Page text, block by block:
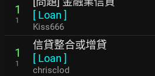
1
1
[ Loan ]
Kiss666
1
1
信貸整合或增貸
[ Loan ]
chrisclod